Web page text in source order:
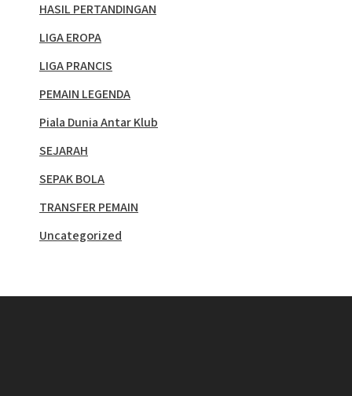
HASIL PERTANDINGAN
LIGA EROPA
LIGA PRANCIS
PEMAIN LEGENDA
Piala Dunia Antar Klub
SEJARAH
SEPAK BOLA
TRANSFER PEMAIN
Uncategorized